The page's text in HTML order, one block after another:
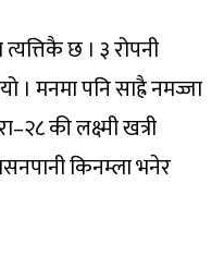
छ । ३ रोपनी
। मनमा पनि साह्रै नमज्जा
की लक्ष्मी खत्री
किनम्ला भनेर